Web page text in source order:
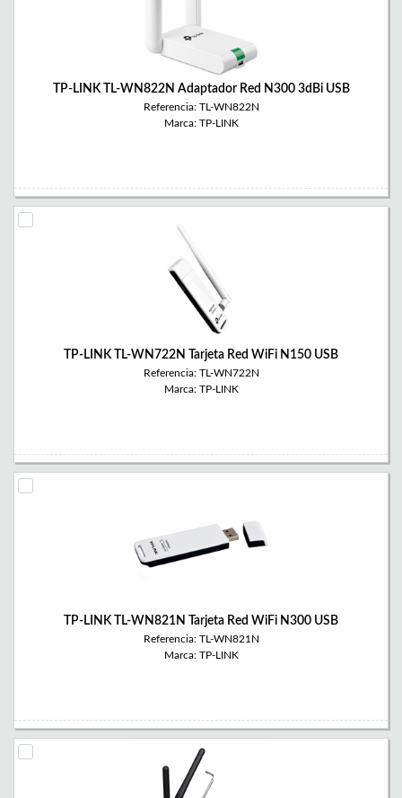
TP-LINK TL-WN822N Adaptador Red N300 3dBi USB
Referencia: TL-WN822N
Marca: TP-LINK
TP-LINK TL-WN722N Tarjeta Red WiFi N150 USB
Referencia: TL-WN722N
Marca: TP-LINK
TP-LINK TL-WN821N Tarjeta Red WiFi N300 USB
Referencia: TL-WN821N
Marca: TP-LINK